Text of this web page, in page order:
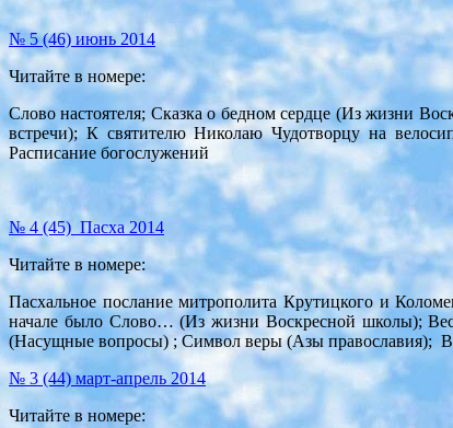
№ 5 (46) июнь 2014
Читайте в номере:
Слово настоятеля; Сказка о бедном сердце (Из жизни
встречи); К святителю Николаю Чудотворцу на
Расписание богослужений
№ 4 (45) Пасха 2014
Читайте в номере:
Пасхальное послание митрополита Крутицкого и
начале было Слово… (Из жизни Воскресной школы);
(Насущные вопросы) ; Символ веры (Азы православия);
№ 3 (44) март-апрель 2014
Читайте в номере: